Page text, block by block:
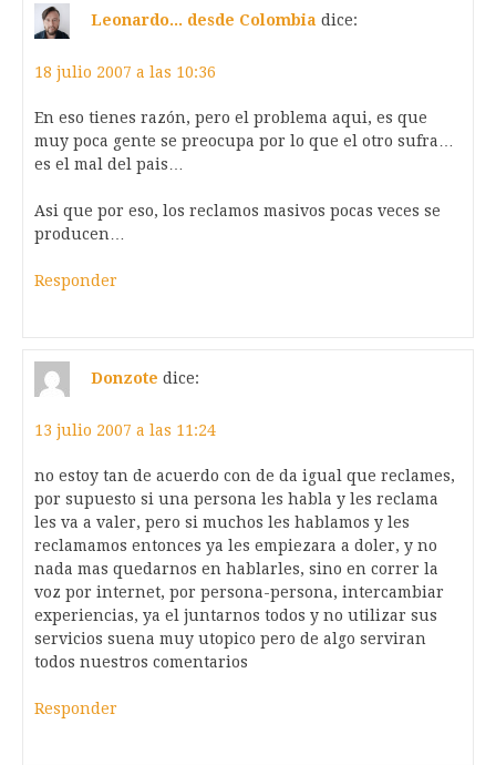
Leonardo... desde Colombia dice:
18 julio 2007 a las 10:36
En eso tienes razón, pero el problema aqui, es que
muy poca gente se preocupa por lo que el otro sufra…
es el mal del pais…
Asi que por eso, los reclamos masivos pocas veces se
producen…
Responder
Donzote dice:
13 julio 2007 a las 11:24
no estoy tan de acuerdo con de da igual que reclames,
por supuesto si una persona les habla y les reclama
les va a valer, pero si muchos les hablamos y les
reclamamos entonces ya les empiezara a doler, y no
nada mas quedarnos en hablarles, sino en correr la
voz por internet, por persona-persona, intercambiar
experiencias, ya el juntarnos todos y no utilizar sus
servicios suena muy utopico pero de algo serviran
todos nuestros comentarios
Responder